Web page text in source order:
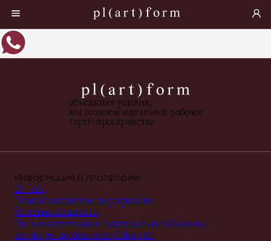
объединяя усилия,
мы создаем идеальное рабочее
(арт)-пространство
Информация о платформе
О нас
Приобретайте и продавайте
Условия возврата
Пользовательское соглашениеПолитика
конфиденциальностиОферта